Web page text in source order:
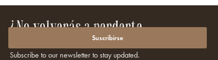
¿No volverás a perderte
promociones ni descuentos?
Subscribe to our newsletter to stay updated.
Suscribirse